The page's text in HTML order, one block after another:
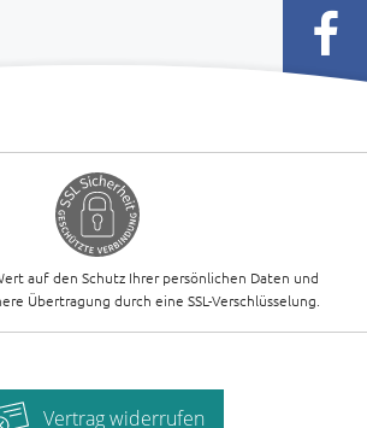
auf den Schutz Ihrer persönlichen Daten und
Übertragung durch eine SSL-Verschlüsselung.
Vertrag widerrufen